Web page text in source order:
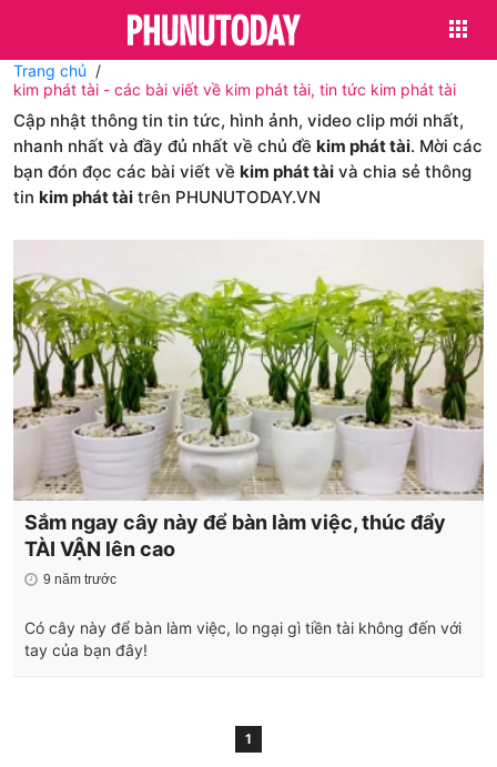
Trang chủ
kim phát tài - các bài viết về kim phát tài, tin tức kim phát tài
Cập nhật thông tin tin tức, hình ảnh, video clip mới nhất,
nhanh nhất và đầy đủ nhất về chủ đề kim phát tài. Mời các
bạn đón đọc các bài viết về kim phát tài và chia sẻ thông
tin kim phát tài trên PHUNUTODAY.VN
Sắm ngay cây này để bàn làm việc, thúc đẩy
TÀI VẬN lên cao
9 năm trước
Có cây này để bàn làm việc, lo ngại gì tiền tài không đến với
tay của bạn đây!
1